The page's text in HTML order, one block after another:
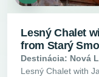
Lesný Chalet
from Starý
Destinácia: Nová
Lesný Chalet with